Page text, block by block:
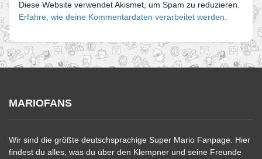
Diese Website verwendet Akismet, um Spam zu reduzieren.
Erfahre, wie deine Kommentardaten verarbeitet werden.
MARIOFANS
Wir sind die größte deutschsprachige Super Mario Fanpage. Hier
findest du alles, was du über den Klempner und seine Freunde